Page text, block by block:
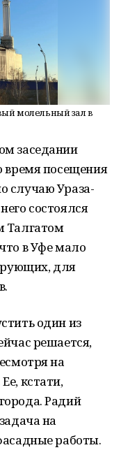
молельный зал в
заседании
время посещения
случаю Ураза-
состоялся
Талгатом
в Уфе мало
для
один из
решается,
на
кстати,
Радий
на
работы.